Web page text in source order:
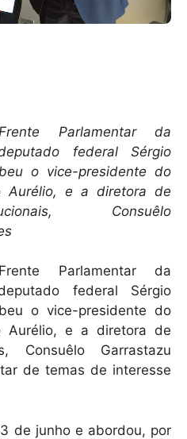
Parlamentar da
federal Sérgio
o vice-presidente do
Aurélio, e a diretora de
Consuêlo
Parlamentar da
federal Sérgio
o vice-presidente do
Aurélio, e a diretora de
Consuêlo Garrastazu
de temas de interesse
de junho e abordou, por